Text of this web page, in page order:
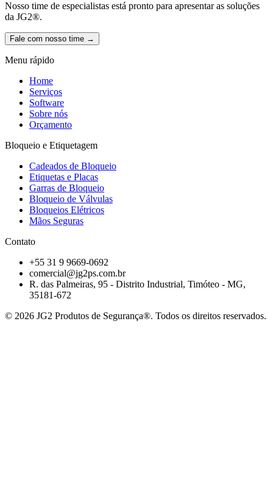
Nosso time de especialistas está pronto para apresentar as soluções
da JG2®.
Fale com nosso time →
Menu rápido
Home
Serviços
Software
Sobre nós
Orçamento
Bloqueio e Etiquetagem
Cadeados de Bloqueio
Etiquetas e Placas
Garras de Bloqueio
Bloqueio de Válvulas
Bloqueios Elétricos
Mãos Seguras
Contato
+55 31 9 9669-0692
comercial@jg2ps.com.br
R. das Palmeiras, 95 - Distrito Industrial, Timóteo - MG,
35181-672
© 2026 JG2 Produtos de Segurança®. Todos os direitos reservados.